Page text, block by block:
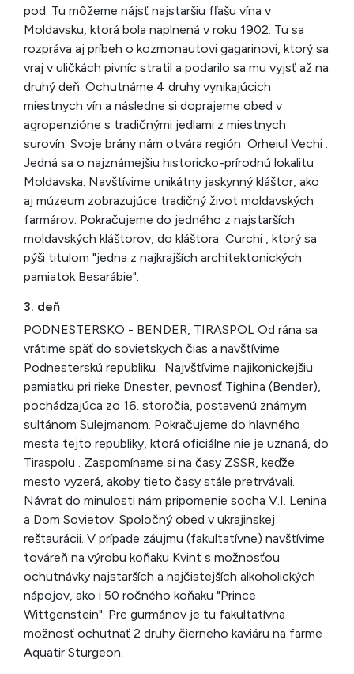
pod. Tu môžeme nájsť najstaršiu fľašu vína v
Moldavsku, ktorá bola naplnená v roku 1902. Tu sa
rozpráva aj príbeh o kozmonautovi gagarinovi, ktorý sa
vraj v uličkách pivníc stratil a podarilo sa mu vyjsť až na
druhý deň. Ochutnáme 4 druhy vynikajúcich
miestnych vín a následne si doprajeme obed v
agropenzióne s tradičnými jedlami z miestnych
surovín. Svoje brány nám otvára región Orheiul Vechi .
Jedná sa o najznámejšiu historicko-prírodnú lokalitu
Moldavska. Navštívime unikátny jaskynný kláštor, ako
aj múzeum zobrazujúce tradičný život moldavských
farmárov. Pokračujeme do jedného z najstarších
moldavských kláštorov, do kláštora Curchi , ktorý sa
pýši titulom "jedna z najkrajších architektonických
pamiatok Besarábie".
3. deň
PODNESTERSKO - BENDER, TIRASPOL Od rána sa
vrátime späť do sovietskych čias a navštívime
Podnesterskú republiku . Najvštívime najikonickejšiu
pamiatku pri rieke Dnester, pevnosť Tighina (Bender),
pochádzajúca zo 16. storočia, postavenú známym
sultánom Sulejmanom. Pokračujeme do hlavného
mesta tejto republiky, ktorá oficiálne nie je uznaná, do
Tiraspolu . Zaspomíname si na časy ZSSR, keďže
mesto vyzerá, akoby tieto časy stále pretrvávali.
Návrat do minulosti nám pripomenie socha V.I. Lenina
a Dom Sovietov. Spoločný obed v ukrajinskej
reštaurácii. V prípade záujmu (fakultatívne) navštívime
továreň na výrobu koňaku Kvint s možnosťou
ochutnávky najstarších a najčistejších alkoholických
nápojov, ako i 50 ročného koňaku "Prince
Wittgenstein". Pre gurmánov je tu fakultatívna
možnosť ochutnať 2 druhy čierneho kaviáru na farme
Aquatir Sturgeon.